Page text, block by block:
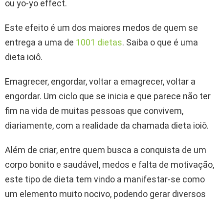
ou yo-yo effect.
Este efeito é um dos maiores medos de quem se
entrega a uma de 1001 dietas. Saiba o que é uma
dieta ioiô.
Emagrecer, engordar, voltar a emagrecer, voltar a
engordar. Um ciclo que se inicia e que parece não ter
fim na vida de muitas pessoas que convivem,
diariamente, com a realidade da chamada dieta ioiô.
Além de criar, entre quem busca a conquista de um
corpo bonito e saudável, medos e falta de motivação,
este tipo de dieta tem vindo a manifestar-se como
um elemento muito nocivo, podendo gerar diversos